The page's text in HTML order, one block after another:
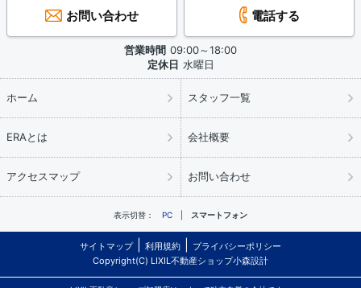
お問い合わせ 電話する
営業時間 09:00～18:00
定休日 水曜日
ホーム スタッフ一覧
ERAとは 会社概要
アクセスマップ お問い合わせ
表示切替： PC スマートフォン
サイトマップ 利用規約
プライバシーポリシー
Copyright(C) LIXIL不動産ショップ小森設計